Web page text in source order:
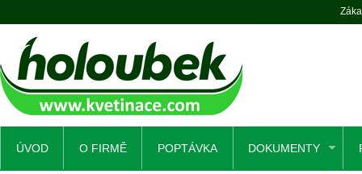
ÚVOD O FIRMĚ POPTÁVKA DOKUMENTY